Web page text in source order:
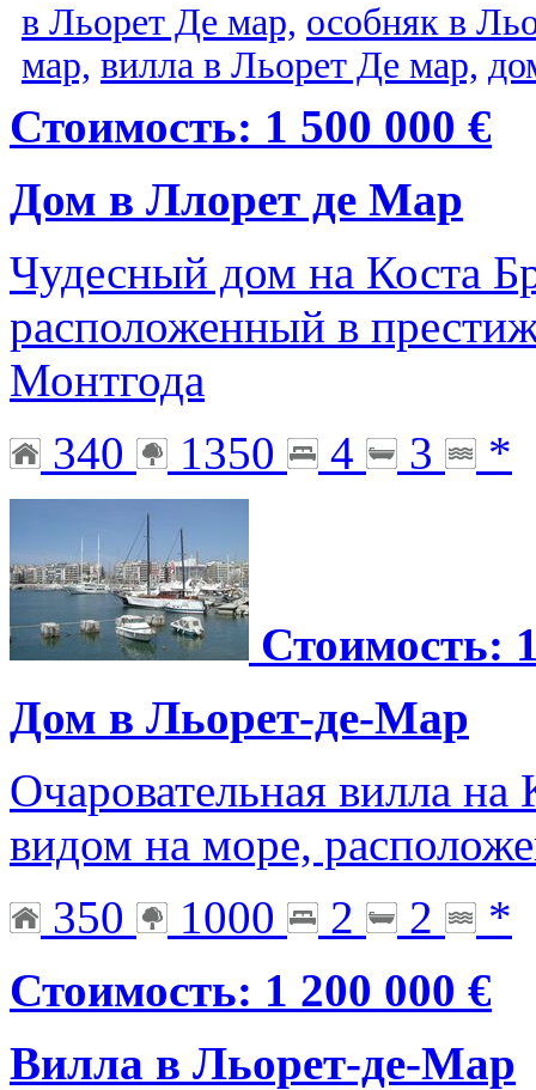
в Льорет Де мар, особняк в
мар, вилла в Льорет Де мар,
Стоимость: 1 500 000 €
Дом в Ллорет де Мар
Чудесный дом на Коста
расположенный в
Монтгода
340
1350 4 3 *
Стоимость:
Дом в Льорет-де-Мар
Очаровательная вилла на
видом на море,
350
1000 2 2
*
Стоимость: 1 200 000 €
Вилла в Льорет-де-Мар